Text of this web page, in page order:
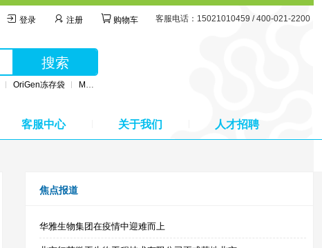
登录 注册 购物车 客服电话：15021010459 / 400-021-2200
搜索
OriGen冻存袋 MSC无血清培养基
客服中心 关于我们 人才招聘
焦点报道
华雅生物集团在疫情中迎难而上